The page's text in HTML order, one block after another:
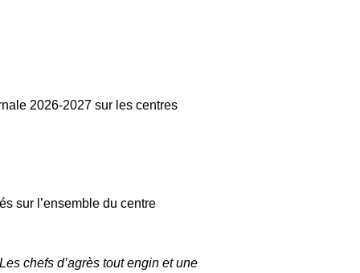
2026-2027 sur les centres
sur l’ensemble du centre
Les chefs d’agrès tout engin et une